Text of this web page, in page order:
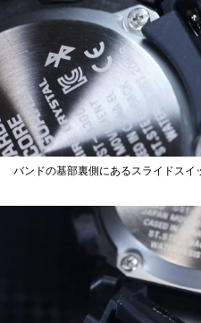
バンドの基部裏側にあるスライドスイ